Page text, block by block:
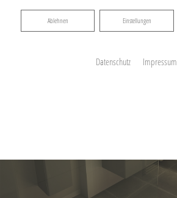
Basic-Bad 8,2 ㎡
Einstellungen
Ablehnen
Ablehnen
Datenschutz Impressum